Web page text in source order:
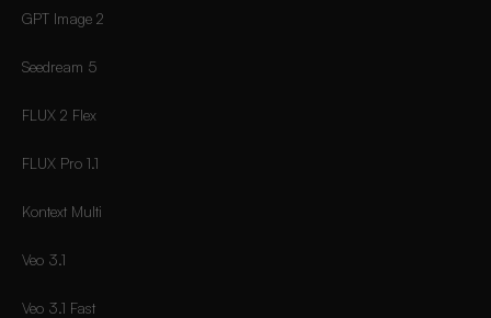
GPT Image 2
Seedream 5
FLUX 2 Flex
FLUX Pro 1.1
Kontext Multi
Veo 3.1
Veo 3.1 Fast